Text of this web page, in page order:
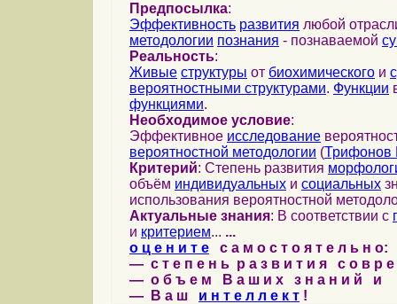
Предпосылка:
Эффективность развития любой
методологии познания - познаваемой
Реальность:
Живые структуры от биохимического и
вероятностными структурами. Функции
функциями.
Необходимое условие:
Эффективное исследование
вероятностной методологии (Трифонов
Критерий: Степень развития
объём индивидуальных и социальных
использования вероятностной
Актуальные знания: В соответствии с
и критерием... ...
о ц е н и т е с а м о с т о я т е л ь н о:
— с т е п е н ь р а з в и т и я с о в р
— о б ъ е м В а ш и х з н а н и й и
— В а ш и н т е л л е к т !